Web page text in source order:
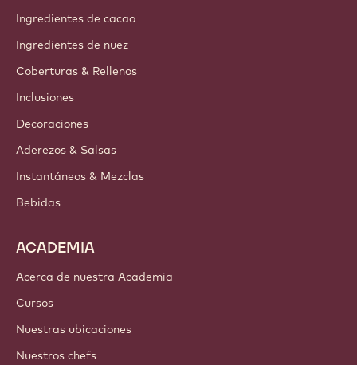
Ingredientes de cacao
Ingredientes de nuez
Coberturas & Rellenos
Inclusiones
Decoraciones
Aderezos & Salsas
Instantáneos & Mezclas
Bebidas
ACADEMIA
Acerca de nuestra Academia
Cursos
Nuestras ubicaciones
Nuestros chefs